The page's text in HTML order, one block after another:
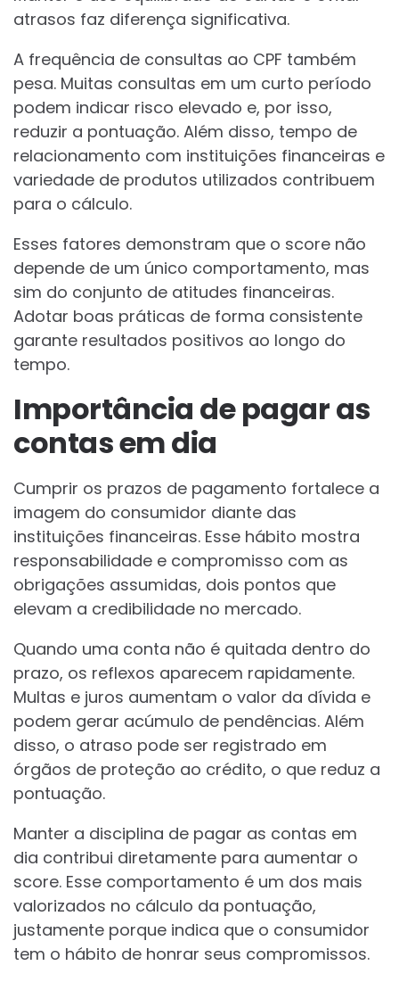
atrasos faz diferença significativa.
A frequência de consultas ao CPF também
pesa. Muitas consultas em um curto período
podem indicar risco elevado e, por isso,
reduzir a pontuação. Além disso, tempo de
relacionamento com instituições financeiras e
variedade de produtos utilizados contribuem
para o cálculo.
Esses fatores demonstram que o score não
depende de um único comportamento, mas
sim do conjunto de atitudes financeiras.
Adotar boas práticas de forma consistente
garante resultados positivos ao longo do
tempo.
Importância de pagar as
contas em dia
Cumprir os prazos de pagamento fortalece a
imagem do consumidor diante das
instituições financeiras. Esse hábito mostra
responsabilidade e compromisso com as
obrigações assumidas, dois pontos que
elevam a credibilidade no mercado.
Quando uma conta não é quitada dentro do
prazo, os reflexos aparecem rapidamente.
Multas e juros aumentam o valor da dívida e
podem gerar acúmulo de pendências. Além
disso, o atraso pode ser registrado em
órgãos de proteção ao crédito, o que reduz a
pontuação.
Manter a disciplina de pagar as contas em
dia contribui diretamente para aumentar o
score. Esse comportamento é um dos mais
valorizados no cálculo da pontuação,
justamente porque indica que o consumidor
tem o hábito de honrar seus compromissos.